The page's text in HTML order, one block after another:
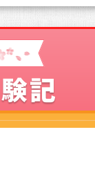
記